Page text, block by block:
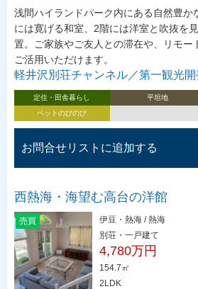
浅間ハイランドパーク内にある自然豊か
には寛げる和室、2階には洋室と吹抜を
置。ご家族やご友人との滞在や、リモー
ご活用いただけます。
軽井沢別荘チャンネル／第一観光
定住・田舎暮らし 平坦地
ペットのびのび
お問合せリストに追加する
西熱海・海望む高台の洋館
売買
伊豆・熱海 / 熱海
別荘・一戸建て
4,780万円
154.7㎡
2LDK